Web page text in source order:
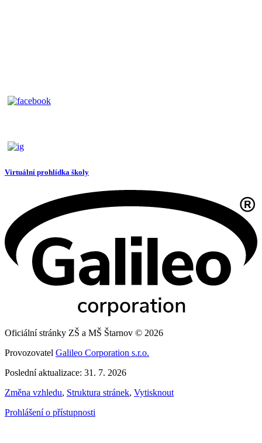
Virtuální prohlídka školy
Oficiální stránky ZŠ a MŠ Štarnov © 2026
Provozovatel Galileo Corporation s.r.o.
Poslední aktualizace: 31. 7. 2026
Změna vzhledu, Struktura stránek, Vytisknout
Prohlášení o přístupnosti